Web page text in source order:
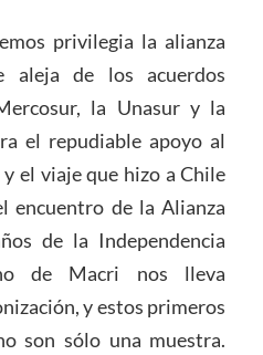
privilegia la alianza
aleja de los acuerdos
la Unasur y la
el repudiable apoyo al
el viaje que hizo a Chile
encuentro de la Alianza
de la Independencia
de Macri nos lleva
y estos primeros
son sólo una muestra.